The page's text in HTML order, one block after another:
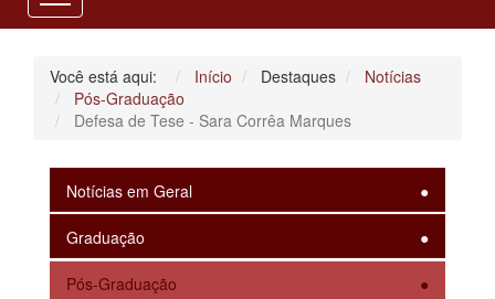
Você está aqui: Início Destaques
Notícias
Pós-Graduação
Defesa de Tese - Sara Corrêa Marques
Notícias em Geral
Graduação
Pós-Graduação